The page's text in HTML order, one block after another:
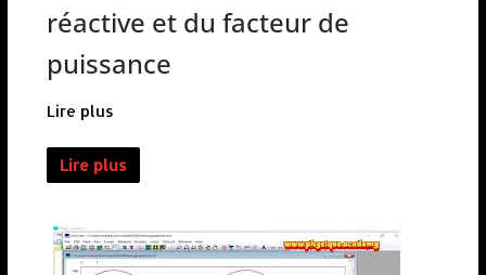
réactive et du facteur de
puissance
Lire plus
Lire plus